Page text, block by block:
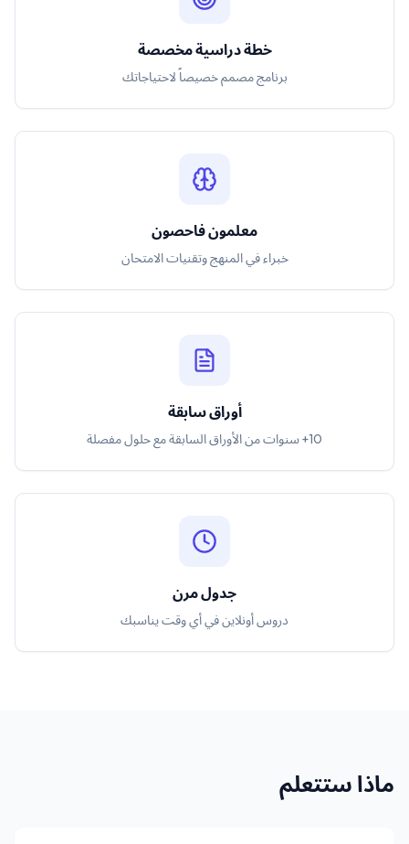
خطة دراسية مخصصة
برنامج مصمم خصيصاً لاحتياجاتك
معلمون فاحصون
خبراء في المنهج وتقنيات الامتحان
أوراق سابقة
10+ سنوات من الأوراق السابقة مع حلول مفصلة
جدول مرن
دروس أونلاين في أي وقت يناسبك
ماذا ستتعلم